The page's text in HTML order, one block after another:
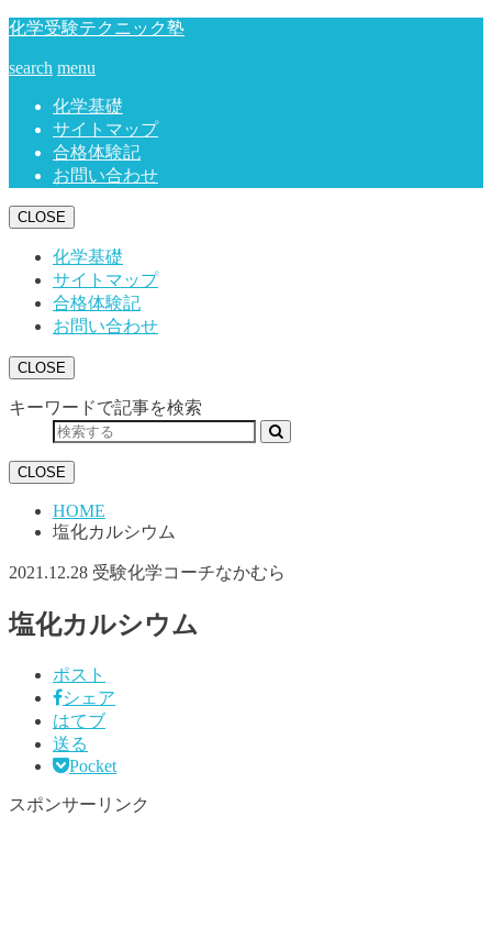
化学受験テクニック塾
search menu
化学基礎
サイトマップ
合格体験記
お問い合わせ
CLOSE
化学基礎
サイトマップ
合格体験記
お問い合わせ
CLOSE
キーワードで記事を検索
CLOSE
HOME
塩化カルシウム
2021.12.28 受験化学コーチなかむら
塩化カルシウム
ポスト
シェア
はてブ
送る
Pocket
スポンサーリンク